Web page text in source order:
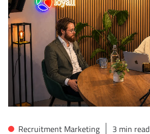
Recruitment Marketing 3 min read